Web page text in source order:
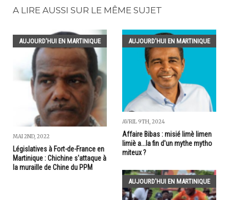
A LIRE AUSSI SUR LE MÊME SUJET
AUJOURD'HUI EN MARTINIQUE
MAI 2ND, 2022
Législatives à Fort-de-France en
Martinique : Chichine s'attaque à
la muraille de Chine du PPM
AUJOURD'HUI EN MARTINIQUE
AVRIL 9TH, 2024
Affaire Bibas : misié limè limen
limiè a...la fin d'un mythe mytho
miteux ?
AUJOURD'HUI EN MARTINIQUE